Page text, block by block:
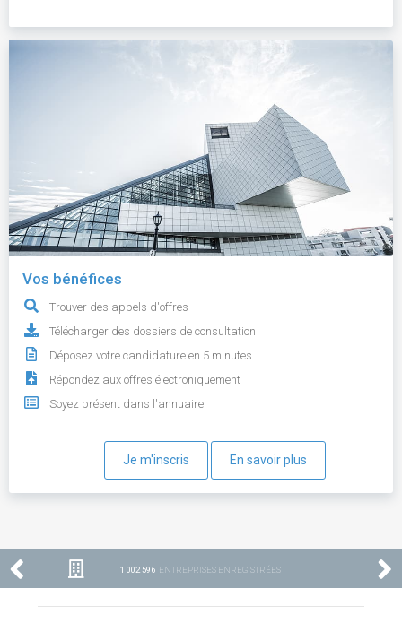
Vos bénéfices
Trouver des appels d'offres
Télécharger des dossiers de consultation
Déposez votre candidature en 5 minutes
Répondez aux offres électroniquement
Soyez présent dans l'annuaire
Je m'inscris En savoir plus
1 002 596 ENTREPRISES ENREGISTRÉES